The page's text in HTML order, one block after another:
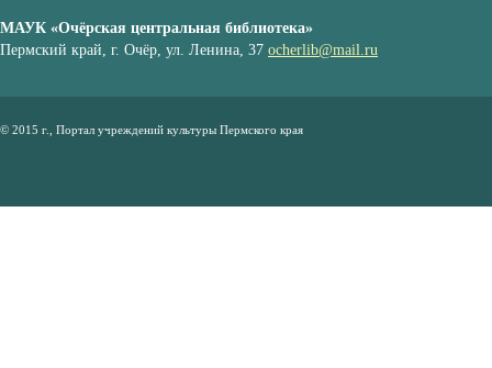
МАУК «Очёрская центральная библиотека»
Пермский край, г. Очёр, ул. Ленина, 37 ocherlib@mail.ru
© 2015 г., Портал учреждений культуры Пермского края